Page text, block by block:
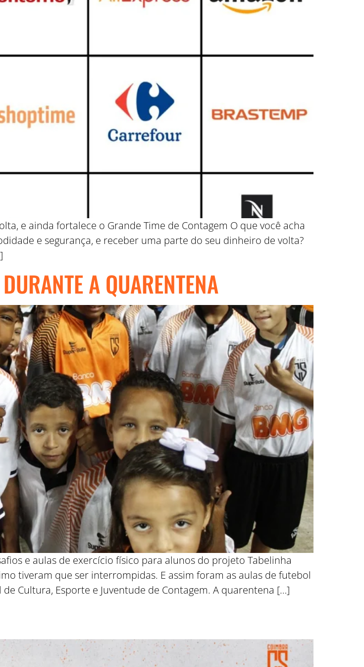
e ainda fortalece o Grande Time de Contagem O que você acha
e segurança, e receber uma parte do seu dinheiro de volta?
A QUARENTENA
e aulas de exercício físico para alunos do projeto Tabelinha
tiveram que ser interrompidas. E assim foram as aulas de futebol
Cultura, Esporte e Juventude de Contagem. A quarentena […]